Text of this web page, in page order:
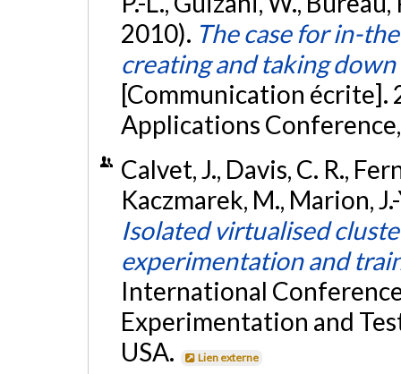
2010). The case for in-
creating and taking
[Communication écrite].
Applications
Calvet, J., Davis, C. R.,
Kaczmarek, M., Marion,
Isolated virtualised
experimentation and
International
Experimentation and
USA.
Lien externe